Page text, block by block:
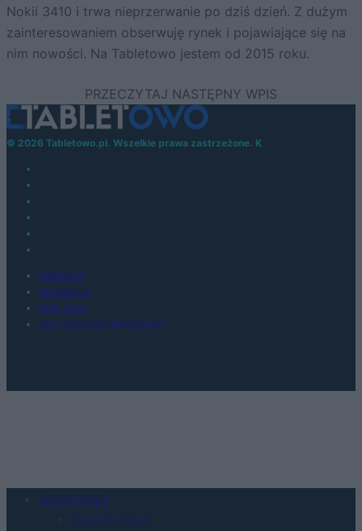
Nokii 3410 i trwa nieprzerwanie po dziś dzień. Z dużym
zainteresowaniem obserwuję rynek i pojawiające się na
nim nowości. Na Tabletowo jestem od 2015 roku.
© 2026 Tabletowo.pl. Wszelkie prawa zastrzeżone. K
KONTAKT
REDAKCJA
REKLAMA
POLITYKA PRYWATNOŚCI
Urządzenia
SMARTFONY